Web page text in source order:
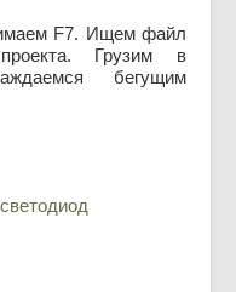
F7. Ищем файл
Грузим в
бегущим